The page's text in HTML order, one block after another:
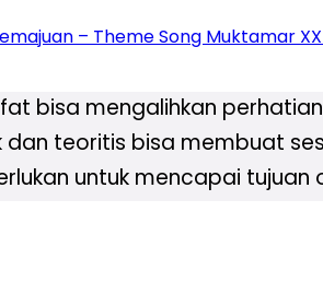
– Theme Song Muktamar
bahwa pemikiran kritis
bisa mengalihkan
teoritis bisa membuat
untuk mencapai tujuan
praktis.